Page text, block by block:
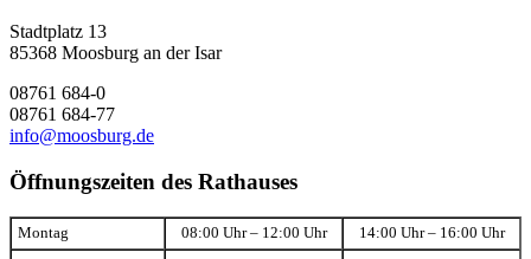
Stadtplatz 13
85368 Moosburg an der Isar
08761 684-0
08761 684-77
info@moosburg.de
Öffnungszeiten des Rathauses
Montag 08:00 Uhr – 12:00 Uhr 14:00 Uhr – 16:00 Uhr